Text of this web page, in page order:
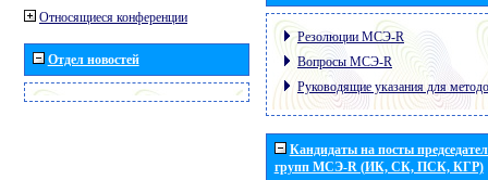
Относящиеся конференции
Отдел новостей
Резолюции МСЭ-R
Вопросы МСЭ-R
Руководящие указания для
Кандидаты на посты
групп МСЭ-R (ИК, СК, ПСК, КГР)